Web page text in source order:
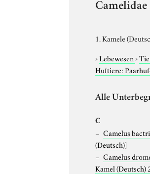
Camelidae
1. Kamele
›Lebewesen›
Huftiere:
Alle
C
Camelus
(Deutsch)]
Camelus
Kamel (Deutsch)